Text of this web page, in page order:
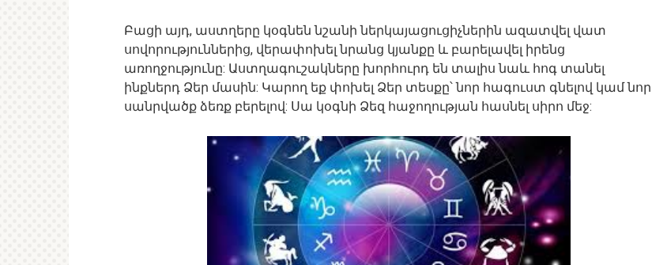
Բացի այդ, աստղերը կօգնեն նշանի ներկայացուցիչներին ազատվել վատ
սովորություններից, վերափոխել նրանց կյանքը և բարելավել իրենց
առողջությունը: Աստղագուշակները խորհուրդ են տալիս նաև հոգ տանել
ինքներդ Ձեր մասին: Կարող եք փոխել Ձեր տեսքը՝ նոր հագուստ գնելով կամ նոր
սանրվածք ձեռք բերելով: Սա կօգնի Ձեզ հաջողության հասնել սիրո մեջ: